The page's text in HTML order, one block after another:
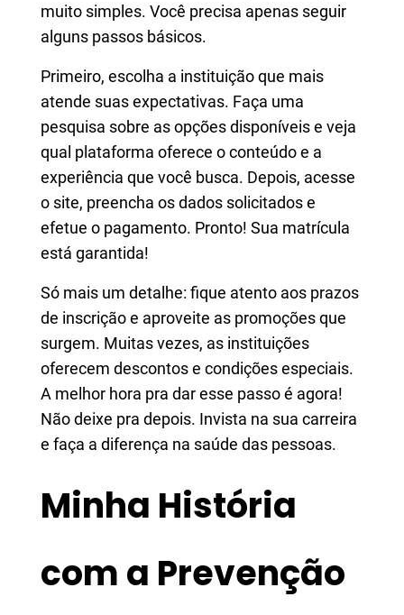
muito simples. Você precisa apenas seguir
alguns passos básicos.
Primeiro, escolha a instituição que mais
atende suas expectativas. Faça uma
pesquisa sobre as opções disponíveis e veja
qual plataforma oferece o conteúdo e a
experiência que você busca. Depois, acesse
o site, preencha os dados solicitados e
efetue o pagamento. Pronto! Sua matrícula
está garantida!
Só mais um detalhe: fique atento aos prazos
de inscrição e aproveite as promoções que
surgem. Muitas vezes, as instituições
oferecem descontos e condições especiais.
A melhor hora pra dar esse passo é agora!
Não deixe pra depois. Invista na sua carreira
e faça a diferença na saúde das pessoas.
Minha História
com a Prevenção